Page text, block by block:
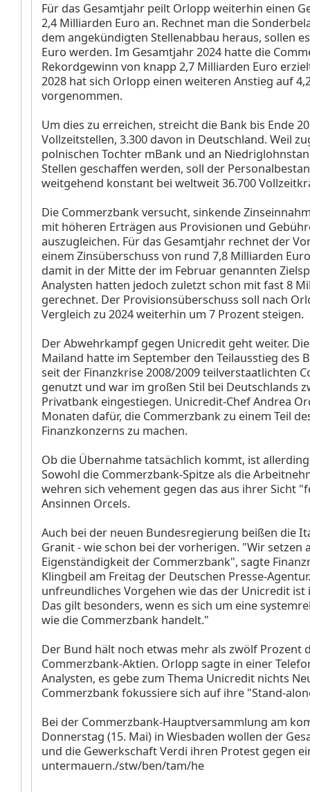
Für das Gesamtjahr peilt Orlopp weiterhin einen
2,4 Milliarden Euro an. Rechnet man die
dem angekündigten Stellenabbau heraus, sollen
Euro werden. Im Gesamtjahr 2024 hatte die
Rekordgewinn von knapp 2,7 Milliarden Euro
2028 hat sich Orlopp einen weiteren Anstieg auf
vorgenommen.
Um dies zu erreichen, streicht die Bank bis Ende
Vollzeitstellen, 3.300 davon in Deutschland. Weil
polnischen Tochter mBank und an
Stellen geschaffen werden, soll der
weitgehend konstant bei weltweit 36.700
Die Commerzbank versucht, sinkende
mit höheren Erträgen aus Provisionen und
auszugleichen. Für das Gesamtjahr rechnet der
einem Zinsüberschuss von rund 7,8 Milliarden
damit in der Mitte der im Februar genannten
Analysten hatten jedoch zuletzt schon mit fast 8
gerechnet. Der Provisionsüberschuss soll nach
Vergleich zu 2024 weiterhin um 7 Prozent steigen.
Der Abwehrkampf gegen Unicredit geht weiter.
Mailand hatte im September den Teilausstieg des
seit der Finanzkrise 2008/2009 teilverstaatlichten
genutzt und war im großen Stil bei Deutschlands
Privatbank eingestiegen. Unicredit-Chef Andrea
Monaten dafür, die Commerzbank zu einem Teil
Finanzkonzerns zu machen.
Ob die Übernahme tatsächlich kommt, ist
Sowohl die Commerzbank-Spitze als die
wehren sich vehement gegen das aus ihrer Sicht
Ansinnen Orcels.
Auch bei der neuen Bundesregierung beißen die
Granit - wie schon bei der vorherigen. "Wir setzen
Eigenständigkeit der Commerzbank", sagte
Klingbeil am Freitag der Deutschen Presse-
unfreundliches Vorgehen wie das der Unicredit ist
Das gilt besonders, wenn es sich um eine
wie die Commerzbank handelt."
Der Bund hält noch etwas mehr als zwölf Prozent
Commerzbank-Aktien. Orlopp sagte in einer
Analysten, es gebe zum Thema Unicredit nichts
Commerzbank fokussiere sich auf ihre "Stand-
Bei der Commerzbank-Hauptversammlung am
Donnerstag (15. Mai) in Wiesbaden wollen der
und die Gewerkschaft Verdi ihren Protest gegen
untermauern./stw/ben/tam/he